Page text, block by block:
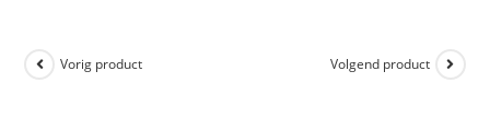
Vorig product Volgend product